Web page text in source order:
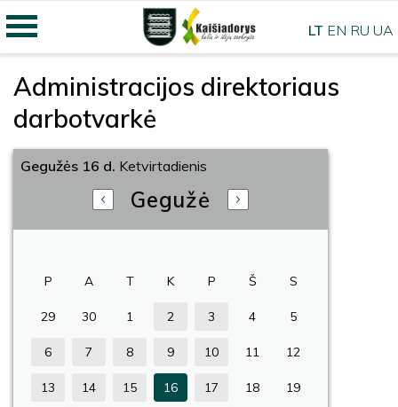
Administracijos direktoriaus
darbotvarkė
Gegužės 16 d. Ketvirtadienis
Gegužė
P A T K P Š S
29 30 1 2 3 4 5
6 7 8 9 10 11 12
13 14 15 16 17 18 19
LT EN RU UA